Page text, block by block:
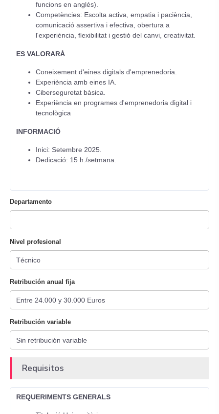
funcions en anglés).
Competències: Escolta activa, empatia i paciència,
comunicació assertiva i efectiva, obertura a
l'experiència, flexibilitat i gestió del canvi, creativitat.
ES VALORARÀ
Coneixement d'eines digitals d'emprenedoria.
Experiència amb eines IA.
Ciberseguretat bàsica.
Experiència en programes d'emprenedoria digital i
tecnològica
INFORMACIÓ
Inici: Setembre 2025.
Dedicació: 15 h./setmana.
Departamento
Nivel profesional
Retribución anual fija
Retribución variable
Requisitos
REQUERIMENTS GENERALS